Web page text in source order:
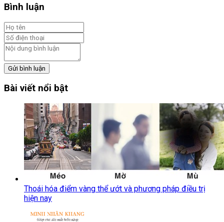
Bình luận
Gửi bình luận
Bài viết nổi bật
Thoái hóa điểm vàng thể ướt và phương pháp điều trị
hiện nay